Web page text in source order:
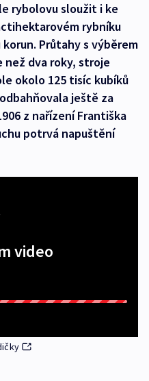
rybolovu sloužit i ke
rybníku
Průtahy s výběrem
dva roky, stroje
okolo 125 tisíc kubíků
ještě za
z nařízení Františka
potrvá napuštění
video